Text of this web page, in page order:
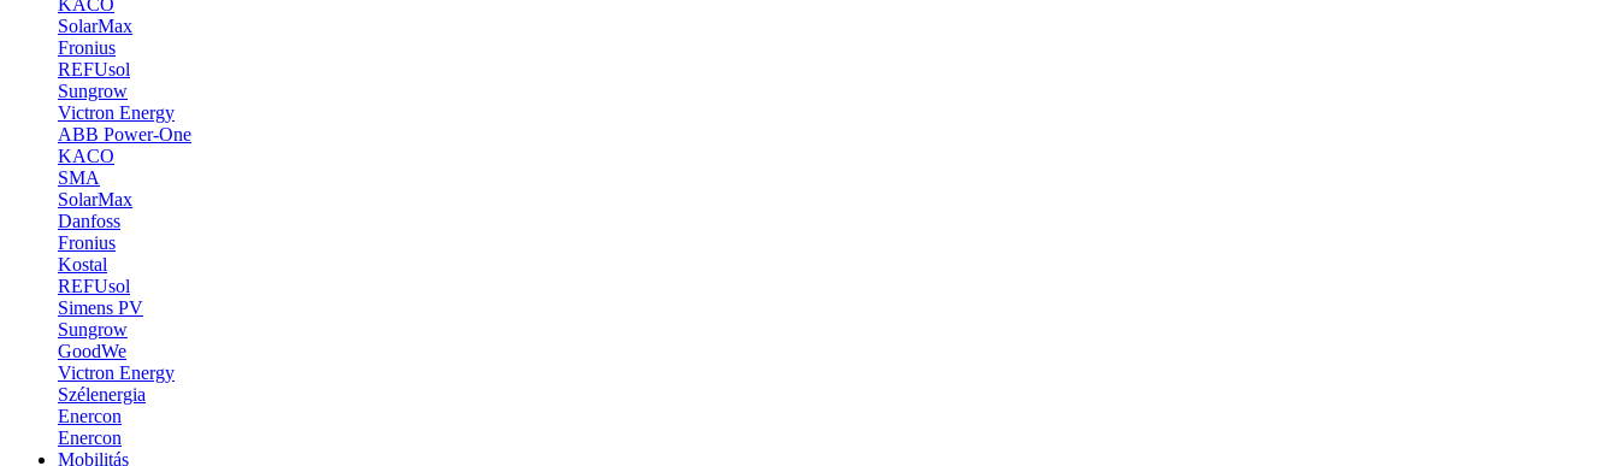
KACO
SolarMax
Fronius
REFUsol
Sungrow
Victron Energy
ABB Power-One
KACO
SMA
SolarMax
Danfoss
Fronius
Kostal
REFUsol
Simens PV
Sungrow
GoodWe
Victron Energy
Szélenergia
Enercon
Enercon
Mobilitás